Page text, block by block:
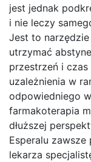
jest jednak
i nie leczy
Jest to
utrzymać
przestrzeń i
uzależnienia w
odpowiedniego
farmakoterapia
dłuższej
Esperalu
lekarza